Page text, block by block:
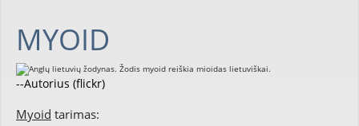
MYOID
--Autorius (flickr)
Myoid tarimas: